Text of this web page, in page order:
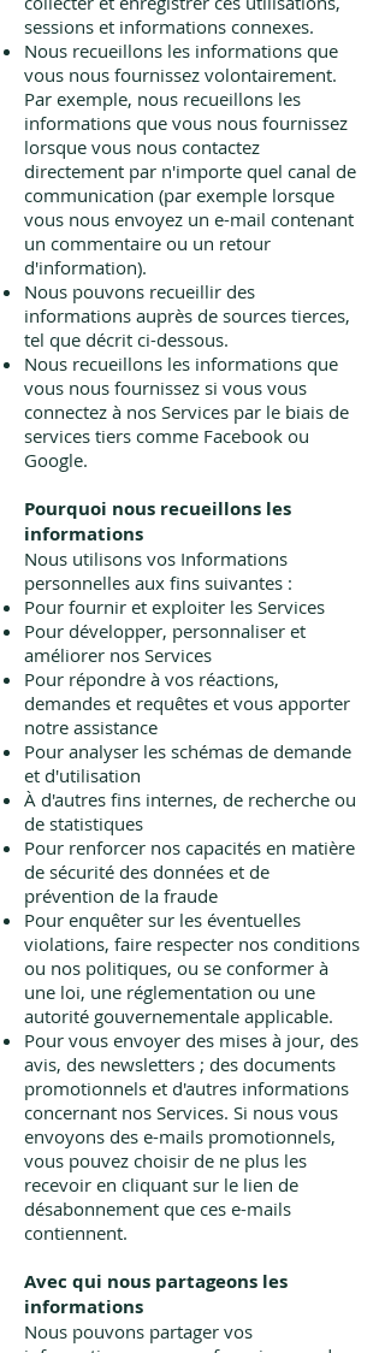
sessions et informations connexes.
Nous recueillons les informations que
vous nous fournissez volontairement.
Par exemple, nous recueillons les
informations que vous nous fournissez
lorsque vous nous contactez
directement par n'importe quel canal de
communication (par exemple lorsque
vous nous envoyez un e-mail contenant
un commentaire ou un retour
d'information).
Nous pouvons recueillir des
informations auprès de sources tierces,
tel que décrit ci-dessous.
Nous recueillons les informations que
vous nous fournissez si vous vous
connectez à nos Services par le biais de
services tiers comme Facebook ou
Google.
Pourquoi nous recueillons les
informations
Nous utilisons vos Informations
personnelles aux fins suivantes :
Pour fournir et exploiter les Services
Pour développer, personnaliser et
améliorer nos Services
Pour répondre à vos réactions,
demandes et requêtes et vous apporter
notre assistance
Pour analyser les schémas de demande
et d'utilisation
À d'autres fins internes, de recherche ou
de statistiques
Pour renforcer nos capacités en matière
de sécurité des données et de
prévention de la fraude
Pour enquêter sur les éventuelles
violations, faire respecter nos conditions
ou nos politiques, ou se conformer à
une loi, une réglementation ou une
autorité gouvernementale applicable.
Pour vous envoyer des mises à jour, des
avis, des newsletters ; des documents
promotionnels et d'autres informations
concernant nos Services. Si nous vous
envoyons des e-mails promotionnels,
vous pouvez choisir de ne plus les
recevoir en cliquant sur le lien de
désabonnement que ces e-mails
contiennent.
Avec qui nous partageons les
informations
Nous pouvons partager vos